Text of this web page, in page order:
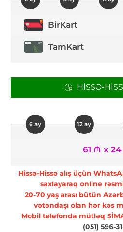
BirKart
TamKart
HISSƏ-
6 ay 12 ay
61 ₼ x
Hissə-Hissə alış üçün
saxlayaraq online
20-70 yaş arası bütün
vətəndaşı olan hər kəs
Mobil telefonda mütləq
(051) 596-